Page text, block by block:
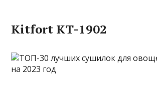
Kitfort KT-1902